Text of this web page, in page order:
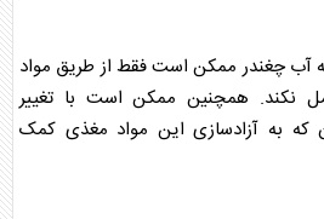
آبچغندر ممکن است فقط از طریق مواد
نکند. همچنین ممکن است با تغییر
که به آزادسازی این مواد مغذی کمک